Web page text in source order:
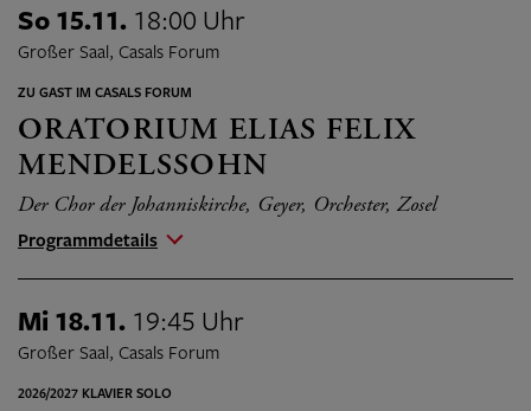
So 15.11. 18:00 Uhr
Großer Saal, Casals Forum
ZU GAST IM CASALS FORUM
ORATORIUM ELIAS FELIX
MENDELSSOHN
Der Chor der Johanniskirche, Geyer, Orchester, Zosel
Programmdetails
Mi 18.11. 19:45 Uhr
Großer Saal, Casals Forum
2026/2027 KLAVIER SOLO